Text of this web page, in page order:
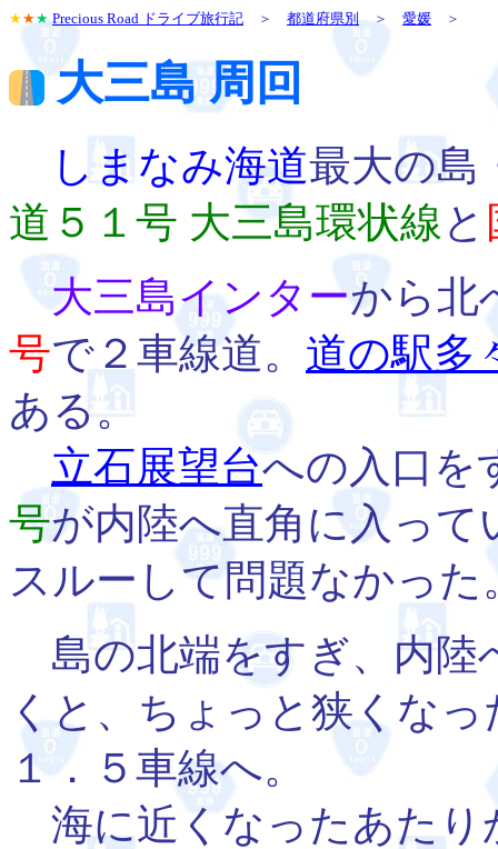
★★★ Precious Road ドライブ旅行記 ＞ 都道府県別＞ 愛媛 ＞
大三島 周回
しまなみ海道最大の島
道５１号 大三島環状線 と
大三島インターから北
号で２車線道。 道の駅多
ある。
立石展望台への入口を
号が内陸へ直角に入っ
スルーして問題なかっ
島の北端をすぎ、内陸
くと、ちょっと狭くな
１．５車線へ。
海に近くなったあたり